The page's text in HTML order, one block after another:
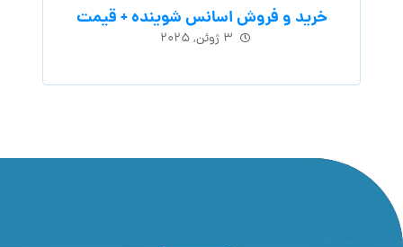
خرید و فروش اسانس شوینده + قیمت
۳ ژوئن, ۲۰۲۵